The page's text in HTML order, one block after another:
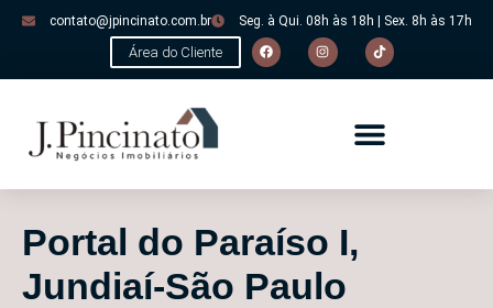
contato@jpincinato.com.br Seg. à Qui. 08h às 18h | Sex. 8h às 17h
Área do Cliente
Portal do Paraíso I,
Jundiaí-São Paulo